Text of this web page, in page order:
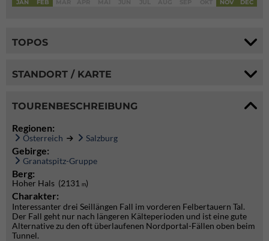
JAN FEB NOV DEC
TOPOS
STANDORT / KARTE
TOURENBESCHREIBUNG
Regionen:
Österreich Salzburg
Gebirge:
Granatspitz-Gruppe
Berg:
Hoher Hals (2131 m)
Charakter:
Interessanter drei Seillängen Fall im vorderen Felbertauern Tal.
Der Fall geht nur nach längeren Kälteperioden und ist eine gute
Alternative zu den oft überlaufenen Nordportal-Fällen oben beim
Tunnel.